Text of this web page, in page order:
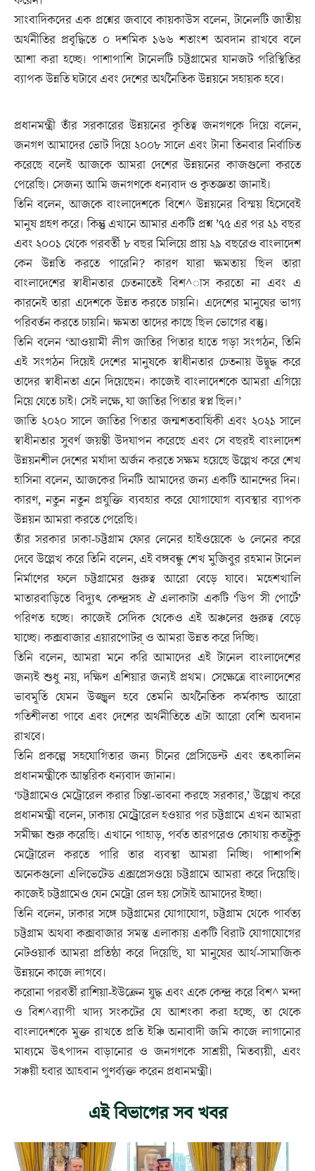
সাংবাদিকদের এক প্রশ্নের জবাবে কায়কাউস বলেন, টানেলটি জাতীয়
অর্থনীতির প্রবৃদ্ধিতে ০ দশমিক ১৬৬ শতাংশ অবদান রাখবে বলে
আশা করা হচ্ছে। পাশাপাশি টানেলটি চট্টগ্রামের যানজট পরিস্থিতির
ব্যাপক উন্নতি ঘটাবে এবং দেশের অর্থনৈতিক উন্নয়নে সহায়ক হবে।
প্রধানমন্ত্রী তাঁর সরকারের উন্নয়নের কৃতিত্ব জনগণকে দিয়ে বলেন,
জনগণ আমাদের ভোট দিয়ে ২০০৮ সালে এবং টানা তিনবার নির্বাচিত
করেছে বলেই আজকে আমরা দেশের উন্নয়নের কাজগুলো করতে
পেরেছি। সেজন্য আমি জনগণকে ধন্যবাদ ও কৃতজ্ঞতা জানাই।
তিনি বলেন, আজকে বাংলাদেশকে বিশে^ উন্নয়নের বিস্ময় হিসেবেই
মানুষ গ্রহণ করে। কিন্তু এখানে আমার একটি প্রশ্ন ’৭৫ এর পর ২১ বছর
এবং ২০০১ থেকে পরবর্তী ৮ বছর মিলিয়ে প্রায় ২৯ বছরেও বাংলাদেশ
কেন উন্নতি করতে পারেনি? কারণ যারা ক্ষমতায় ছিল তারা
বাংলাদেশের স্বাধীনতার চেতনাতেই বিশ^াস করতো না এবং এ
কারনেই তারা এদেশকে উন্নত করতে চায়নি। এদেশের মানুষের ভাগ্য
পরিবর্তন করতে চায়নি। ক্ষমতা তাদের কাছে ছিল ভোগের বস্তু।
তিনি বলেন ‘আওয়ামী লীগ জাতির পিতার হাতে গড়া সংগঠন, তিনি
এই সংগঠন দিয়েই দেশের মানুষকে স্বাধীনতার চেতনায় উদ্বুদ্ধ করে
তাদের স্বাধীনতা এনে দিয়েছেন। কাজেই বাংলাদেশকে আমরা এগিয়ে
নিয়ে যেতে চাই। সেই লক্ষে, যা জাতির পিতার স্বপ্ন ছিল।’
জাতি ২০২০ সালে জাতির পিতার জন্মশতবার্ষিকী এবং ২০২১ সালে
স্বাধীনতার সুবর্ণ জয়ন্তী উদযাপন করেছে এবং সে বছরই বাংলাদেশ
উন্নয়নশীল দেশের মর্যাদা অর্জন করতে সক্ষম হয়েছে উল্লেখ করে শেখ
হাসিনা বলেন, আজকের দিনটি আমাদের জন্য একটি আনন্দের দিন।
কারণ, নতুন নতুন প্রযুক্তি ব্যবহার করে যোগাযোগ ব্যবস্থার ব্যাপক
উন্নয়ন আমরা করতে পেরেছি।
তাঁর সরকার ঢাকা-চট্টগ্রাম ফোর লেনের হাইওয়েকে ৬ লেনের করে
দেবে উল্লেখ করে তিনি বলেন, এই বঙ্গবন্ধু শেখ মুজিবুর রহমান টানেল
নির্মাণের ফলে চট্টগ্রামের গুরুত্ব আরো বেড়ে যাবে। মহেশখালি
মাতারবাড়িতে বিদ্যুৎ কেন্দ্রসহ ঐ এলাকাটা একটি ‘ডিপ সী পোর্টে’
পরিণত হচ্ছে। কাজেই সেদিক থেকেও এই অঞ্চলের গুরুত্ব বেড়ে
যাচ্ছে। কক্সবাজার এয়ারপোটর্ ও আমরা উন্নত করে দিচ্ছি।
তিনি বলেন, আমরা মনে করি আমাদের এই টানেল বাংলাদেশের
জন্যই শুধু নয়, দক্ষিণ এশিয়ার জন্যই প্রথম। সেক্ষেত্রে বাংলাদেশের
ভাবমূর্তি যেমন উজ্জ্বল হবে তেমনি অর্থনৈতিক কর্মকান্ড আরো
গতিশীলতা পাবে এবং দেশের অর্থনীতিতে এটা আরো বেশি অবদান
রাখবে।
তিনি প্রকল্পে সহযোগিতার জন্য চীনের প্রেসিডেন্ট এবং তৎকালিন
প্রধানমন্ত্রীকে আন্তরিক ধন্যবাদ জানান।
‘চট্টগ্রামেও মেট্রোরেল করার চিন্তা-ভাবনা করছে সরকার,’ উল্লেখ করে
প্রধানমন্ত্রী বলেন, ঢাকায় মেট্র্রোরেল হওয়ার পর চট্টগ্রামে এখন আমরা
সমীক্ষা শুরু করেছি। এখানে পাহাড়, পর্বত তারপরেও কোথায় কতটুকু
মেট্রোরেল করতে পারি তার ব্যবস্থা আমরা নিচ্ছি। পাশাপশি
অনেকগুলো এলিভেটেড এক্সপ্রেসওয়ে চট্টগ্রামে আমরা করে দিয়েছি।
কাজেই চট্টগ্রামেও যেন মেট্রো রেল হয় সেটাই আমাদের ইচ্ছা।
তিনি বলেন, ঢাকার সঙ্গে চট্টগ্রামের যোগাযোগ, চট্টগ্রাম থেকে পার্বত্য
চট্টগ্রাম অথবা কক্সবাজার সমস্ত এলাকায় একটি বিরাট যোগাযোগের
নেটওয়ার্ক আমরা প্রতিষ্ঠা করে দিয়েছি, যা মানুষের আর্থ-সামাজিক
উন্নয়নে কাজে লাগবে।
করোনা পরবর্তী রাশিয়া-ইউক্রেন যুদ্ধ এবং একে কেন্দ্র করে বিশ^ মন্দা
ও বিশ^ব্যাপী খাদ্য সংকটের যে আশংকা করা হচ্ছে, তা থেকে
বাংলাদেশকে মুক্ত রাখতে প্রতি ইঞ্চি অনাবাদী জমি কাজে লাগানোর
মাধ্যমে উৎপাদন বাড়ানোর ও জনগণকে সাশ্রয়ী, মিতব্যয়ী, এবং
সঞ্চয়ী হবার আহবান পুণর্ব্যক্ত করেন প্রধানমন্ত্রী।
এই বিভাগের সব খবর